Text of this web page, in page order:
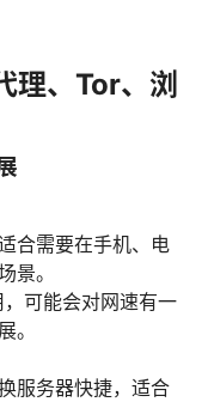
理、Tor、浏
合需要在手机、电
景。
可能会对网速有一
。
服务器快捷，适合